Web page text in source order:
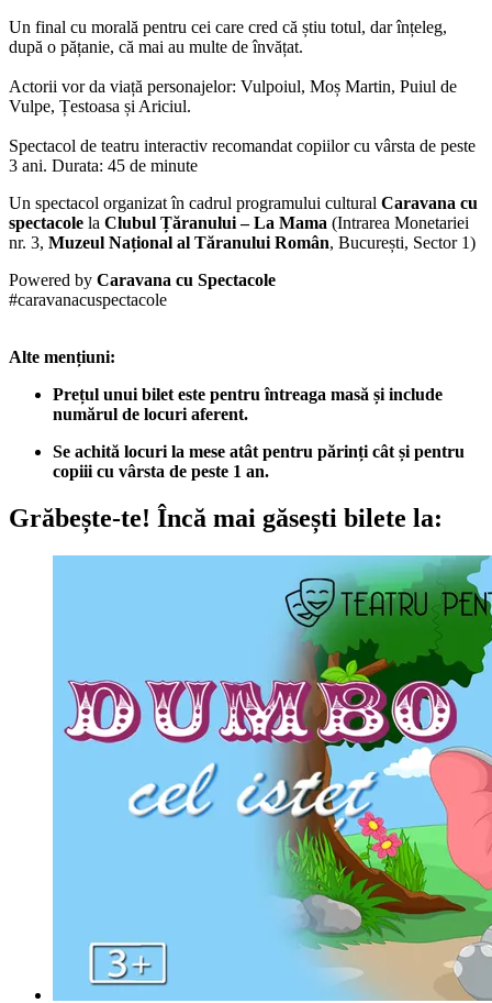
Un final cu morală pentru cei care cred că știu totul, dar înțeleg,
după o pățanie, că mai au multe de învățat.
Actorii vor da viață personajelor: Vulpoiul, Moș Martin, Puiul de
Vulpe, Țestoasa și Ariciul.
Spectacol de teatru interactiv recomandat copiilor cu vârsta de peste
3 ani. Durata: 45 de minute
Un spectacol organizat în cadrul programului cultural Caravana cu
spectacole la Clubul Țăranului – La Mama (Intrarea Monetariei
nr. 3, Muzeul Național al Tăranului Român, București, Sector 1)
Powered by Caravana cu Spectacole
#caravanacuspectacole
Alte mențiuni:
Prețul unui bilet este pentru întreaga masă și include
numărul de locuri aferent.
Se achită locuri la mese atât pentru părinți cât și pentru
copiii cu vârsta de peste 1 an.
Grăbește-te! Încă mai găsești bilete la: